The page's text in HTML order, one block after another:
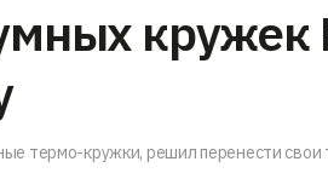
кружек
термо-кружки, решил перенести свои